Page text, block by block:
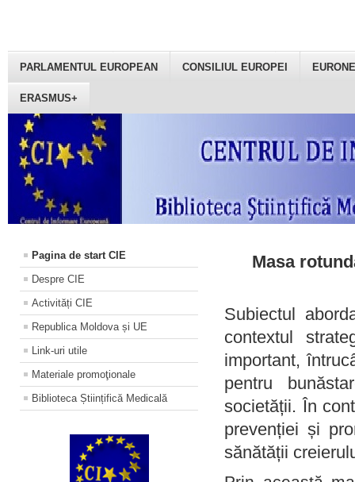
PARLAMENTUL EUROPEAN CONSILIUL EUROPEI
ERASMUS+
Pagina de start CIE
Despre CIE
Activități CIE
Republica Moldova și UE
Link-uri utile
Materiale promoţionale
Biblioteca Științifică Medicală
Masa
Subiectul
contextul
important,
pentru
societății. În
prevenției și
sănătății